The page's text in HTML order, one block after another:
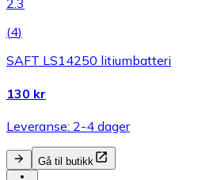
2.3
(4)
SAFT LS14250 litiumbatteri
130 kr
Leveranse: 2-4 dager
Gå til butikk